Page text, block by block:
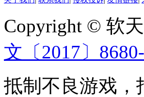
Copyright © 软
文〔2017〕
抵制不良游戏，